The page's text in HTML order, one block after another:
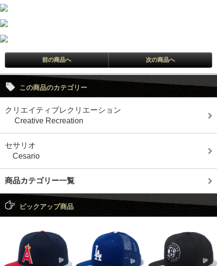
前の商品へ 次の商品へ
この商品のカテゴリー
クリエイティブレクリエーション
Creative Recreation
セサリオ
Cesario
商品カテゴリー一覧
ピックアップ商品